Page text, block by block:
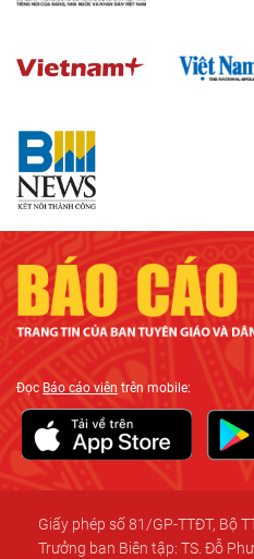
ĐọcBáo cáo viên trên mobile:
Giấy phép số 81/GP-TTĐT, Bộ
Trưởng ban Biên tập: TS. Đỗ